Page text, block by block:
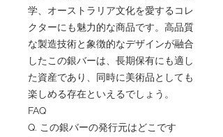
学、オーストラリア文化を愛するコレ
クターにも魅力的な商品です。高品質
な製造技術と象徴的なデザインが融合
したこの銀バーは、長期保有にも適し
た資産であり、同時に美術品としても
楽しめる存在といえるでしょう。
FAQ
Q. この銀バーの発行元はどこです